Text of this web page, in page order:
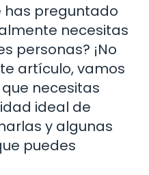
has preguntado
necesitas
personas? ¡No
artículo, vamos
necesitas
ideal de
y algunas
puedes